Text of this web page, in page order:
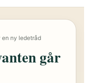
en ny ledetråd
går